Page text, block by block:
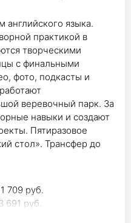
английского языка.
практикой в
творческими
с финальными
фото, подкасты и
веревочный парк. За
навыки и создают
Пятиразовое
стол». Трансфер до
709 руб.
691 руб.